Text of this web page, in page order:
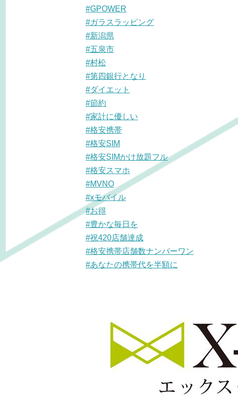
#GPOWER
#ガラスラッピング
#新潟県
#五泉市
#村松
#第四銀行となり
#ダイエット
#節約
#家計に優しい
#格安携帯
#格安SIM
#格安SIMかけ放題フル
#格安スマホ
#MVNO
#xモバイル
#お得
#豊かな毎日を
#祝420店舗達成
#格安携帯店舗数ナンバーワン
#あなたの携帯代を半額に